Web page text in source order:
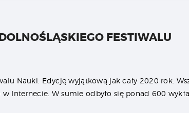
FESTIWALU
Nauki. Edycję wyjątkową jak cały 2020 rok.
Internecie. W sumie odbyło się ponad 600